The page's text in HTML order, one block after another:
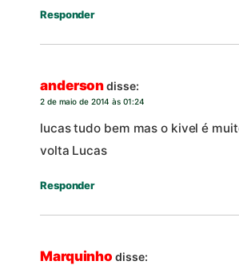
Responder
andersondisse:
2 de maio de 2014 às 01:24
lucas tudo bem mas o kivel é
volta Lucas
Responder
Marquinho disse: